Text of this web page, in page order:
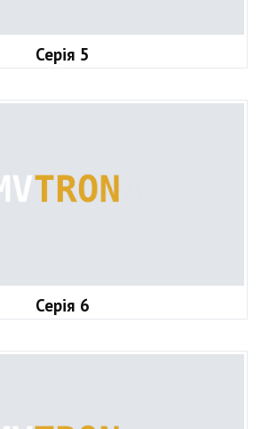
Серія 5
Серія 6